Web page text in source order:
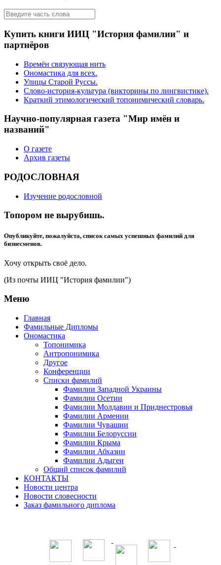
Купить книги ИИЦ "История фамилии" и
партнёров
Времён связующая нить
Ономастика для всех.
Улицы Старой Руссы.
Слово-история-культура (викторины по лингвистике).
Краткий этимологический топонимический словарь.
Научно-популярная газета "Мир имён и
названий"
О газете
Архив газеты
РОДОСЛОВНАЯ
Изучение родословной
Топором не вырубишь.
Опубликуйте, пожалуйста, список самых успешных фамилий для
бизнесменов.
Хочу открыть своё дело.
(Из почты ИИЦ "История фамилии")
Меню
Главная
Фамильные Дипломы
Ономастика
Топонимика
Антропонимика
Другое
Конференции
Списки фамилий
Фамилии Западной Украины
Фамилии Осетии
Фамилии Молдавии и Приднестровья
Фамилии Армении
Фамилии Чувашии
Фамилии Белоруссии
Фамилии Крыма
Фамилии Абхазии
Фамилии Адыгеи
Общий список фамилий
КОНТАКТЫ
Новости центра
Новости словесности
Заказ фамильного диплома